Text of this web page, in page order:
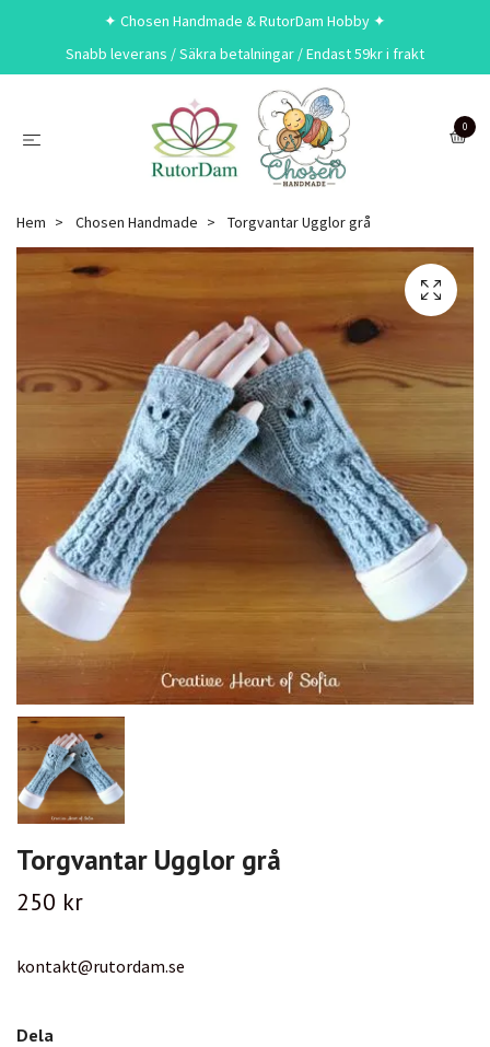
✦ Chosen Handmade & RutorDam Hobby ✦
Snabb leverans / Säkra betalningar / Endast 59kr i frakt
0
Hem Chosen Handmade Torgvantar Ugglor grå
Torgvantar Ugglor grå
250 kr
kontakt@rutordam.se
Dela